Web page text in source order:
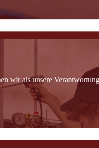
wir als unsere